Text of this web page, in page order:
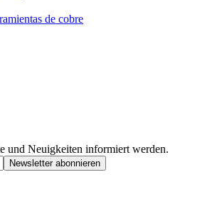
de cobre
und Neuigkeiten informiert werden.